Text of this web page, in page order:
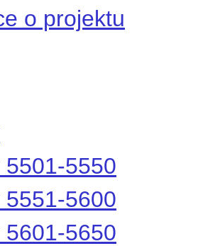
o projektu
5501-5550
5551-5600
5601-5650